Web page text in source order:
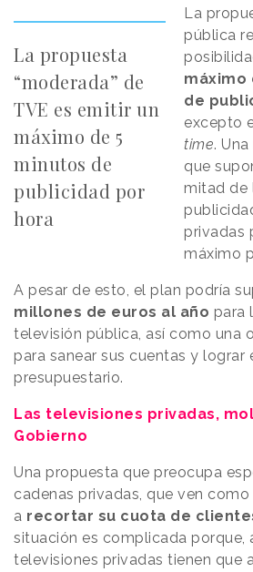
La propuesta
“moderada” de
TVE es emitir un
máximo de 5
minutos de
publicidad por
hora
La
pública
máximo
de
excepto
time.
que
mitad de
privadas
máximo
A pesar de esto, el plan podría
millones de euros al año para
televisión pública, así como una
para sanear sus cuentas y lograr
presupuestario.
Las televisiones privadas,
Gobierno
Una propuesta que preocupa
cadenas privadas, que ven
a recortar su cuota de
situación es complicada porque,
televisiones privadas tienen que